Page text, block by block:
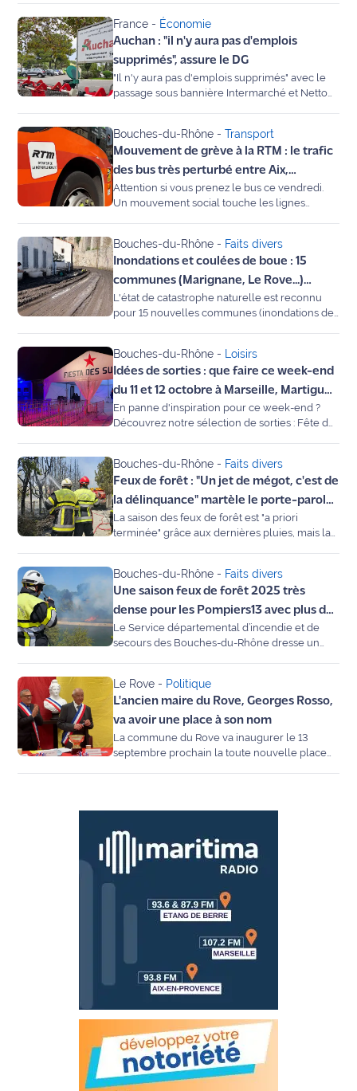
Ecouter
et voir
Maritima
Qui
sommes
nous ?
Devenir
annonceur
Recrutement
Mention
légales
Conditions
générales
d'utilisation du
site maritima.fr
Archives
Attention, le compte à rebours pour les
assurances est lancé.
France - Économie
Auchan : "il n'y aura pas d'emplois
supprimés", assure le DG
"Il n'y aura pas d'emplois supprimés" avec le
passage sous bannière Intermarché et Netto
général d'Auchan Retail, interrogé sur France
Info.
Bouches-du-Rhône -Transport
Mouvement de grève à la RTM : le trafic
des bus très perturbé entre Aix,
Marseille et l'Étang de Berre ce vendredi
28 novembre
Attention si vous prenez le bus ce vendredi.
Un mouvement social touche les lignes
l'arrêt total. Découvrez les prévisions
détaillées.
Bouches-du-Rhône - Faits divers
Inondations et coulées de boue : 15
communes (Marignane, Le Rove...)
reconnues en catastrophe naturelle. 30
jours pour vous déclarer
L'état de catastrophe naturelle est reconnu
pour 15 nouvelles communes (inondations de
contacter leur assurance. Découvrez la liste
complète des communes concernées.
Bouches-du-Rhône -
Loisirs
Idées de sorties : que faire ce week-end
du 11 et 12 octobre à Marseille, Martigues
et autour de l'Étang de Berre ?
En panne d'inspiration pour ce week-end ?
Découvrez notre sélection de sorties : Fête de
complet pour les 11 et 12 octobre 2025.
Bouches-du-Rhône - Faits divers
Feux de forêt : "Un jet de mégot, c'est de
la délinquance" martèle le porte-parole
des Pompiers du 13
La saison des feux de forêt est "a priori
terminée" grâce aux dernières pluies, mais la
dresse sur Maritima le bilan d'un été "dense"
avec 1095 hectares brûlés. Il pousse un coup
de gueule contre les comportements
irresponsables et rappelle l'importance vitale
du débroussaillement.
Bouches-du-Rhône - Faits divers
Une saison feux de forêt 2025 très
dense pour les Pompiers13 avec plus de
1 117 sollicitations
Le Service départemental d’incendie et de
secours des Bouches-du-Rhône dresse un
forêt, que ce soit en première ligne dans le
département ou en renfort sur d’autres
territoires.
Le Rove - Politique
L'ancien maire du Rove, Georges Rosso,
va avoir une place à son nom
La commune du Rove va inaugurer le 13
septembre prochain la toute nouvelle place